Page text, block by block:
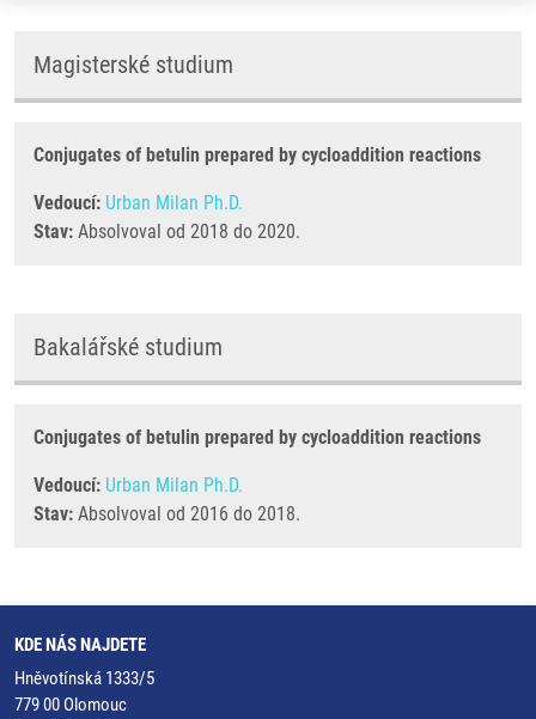
Magisterské studium
Conjugates of betulin prepared by cycloaddition reactions
Vedoucí: Urban Milan Ph.D.
Stav: Absolvoval od 2018 do 2020.
Bakalářské studium
Conjugates of betulin prepared by cycloaddition reactions
Vedoucí: Urban Milan Ph.D.
Stav: Absolvoval od 2016 do 2018.
KDE NÁS NAJDETE
Hněvotínská 1333/5
779 00 Olomouc